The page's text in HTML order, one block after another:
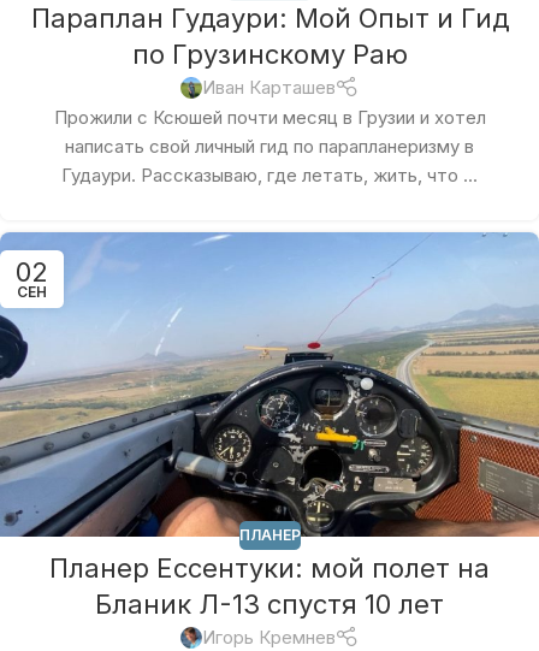
Параплан Гудаури: Мой Опыт и Гид
по Грузинскому Раю
Иван Карташев
Прожили с Ксюшей почти месяц в Грузии и хотел
написать свой личный гид по парапланеризму в
Гудаури. Рассказываю, где летать, жить, что ...
02
СЕН
ПЛАНЕР
Планер Ессентуки: мой полет на
Бланик Л-13 спустя 10 лет
Игорь Кремнев